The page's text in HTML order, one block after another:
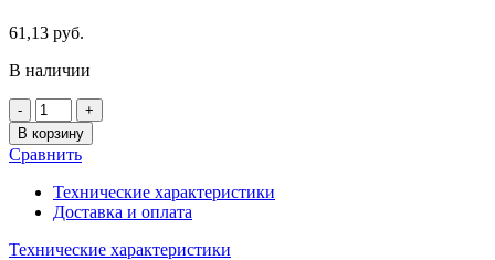
61,13 руб.
В наличии
Количество
товара
Переходник
Geberit
Mapress
из
углеродистой
стали,
В корзину
Сравнить
Технические характеристики
Доставка и оплата
Технические характеристики